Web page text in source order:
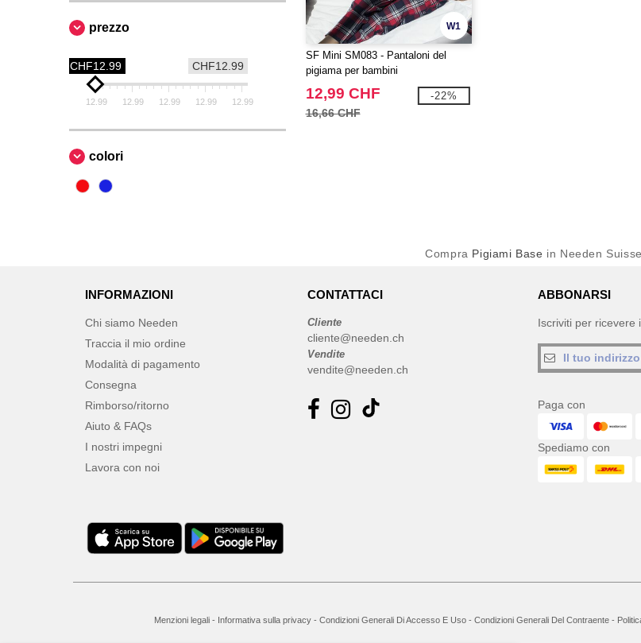
prezzo
CHF12.99
CHF12.99
12.99 12.99 12.99 12.99 12.99
colori
W1
SF Mini SM083 - Pantaloni del
pigiama per bambini
12,99 CHF
16,66 CHF
-22%
Compra Pigiami Base in Needen Suisse
INFORMAZIONI
Chi siamo Needen
Traccia il mio ordine
Modalità di pagamento
Consegna
Rimborso/ritorno
Aiuto & FAQs
I nostri impegni
Lavora con noi
CONTATTACI
Cliente
cliente@needen.ch
Vendite
vendite@needen.ch
ABBONARSI
Iscriviti per ricevere
Paga con
Spediamo con
Menzioni legali - Informativa sulla privacy- Condizioni Generali Di Accesso E Uso- Condizioni Generali Del Contraente-